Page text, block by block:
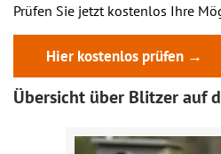
Prüfen Sie jetzt kostenlos Ihre
Hier kostenlos prüfen →
Übersicht über Blitzer auf